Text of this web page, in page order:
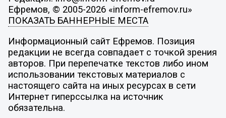
Ефремов, © 2005-2026 «inform-efremov.ru»
ПОКАЗАТЬ БАННЕРНЫЕ МЕСТА
Информационный сайт Ефремов. Позиция
редакции не всегда совпадает с точкой зрения
авторов. При перепечатке текстов либо ином
использовании текстовых материалов с
настоящего сайта на иных ресурсах в сети
Интернет гиперссылка на источник
обязательна.